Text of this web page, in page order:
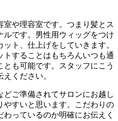
や理容室です。つまり髪とス
ルです。男性用ウィッグをつけ
ト、仕上げをしていきます。
することはもちろんいつも通
とも可能です。スタッフにこう
ください。
どご準備されてサロンにお越し
やすいと思います。こだわりの
っているのか明確にお伝えく